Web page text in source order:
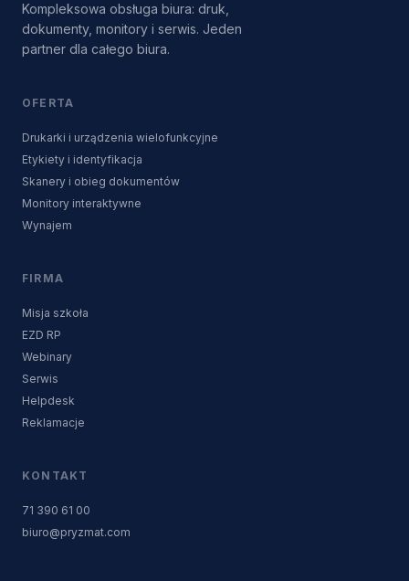
Kompleksowa obsługa biura: druk,
dokumenty, monitory i serwis. Jeden
partner dla całego biura.
OFERTA
Drukarki i urządzenia wielofunkcyjne
Etykiety i identyfikacja
Skanery i obieg dokumentów
Monitory interaktywne
Wynajem
FIRMA
Misja szkoła
EZD RP
Webinary
Serwis
Helpdesk
Reklamacje
KONTAKT
71 390 61 00
biuro@pryzmat.com